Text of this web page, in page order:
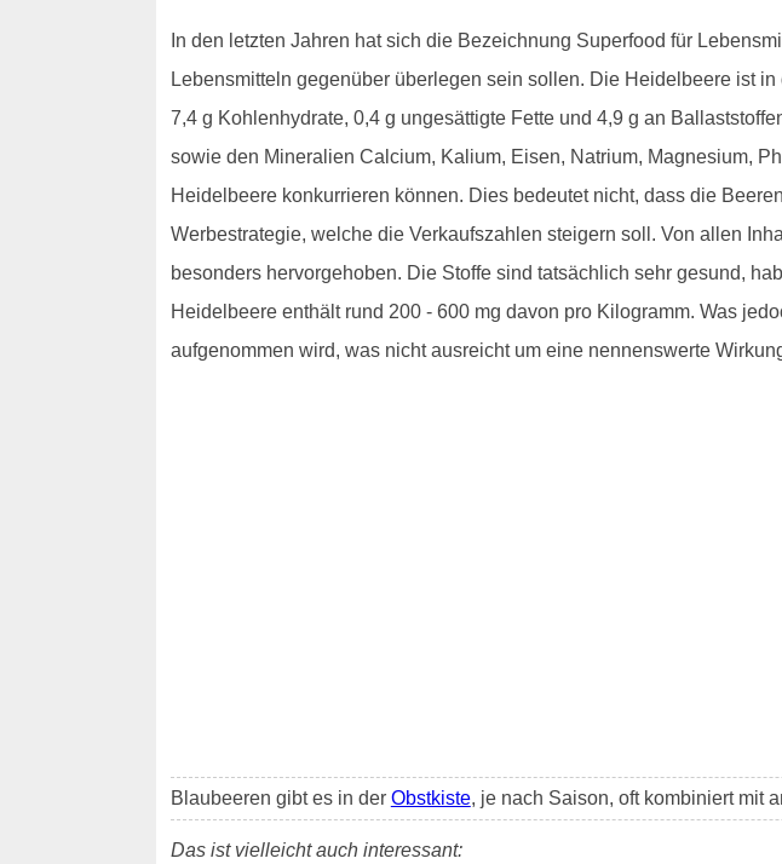
In den letzten Jahren hat sich die Bezeichnung Superfood für
Lebensmitteln gegenüber überlegen sein sollen. Die Heidelbeere ist
7,4 g Kohlenhydrate, 0,4 g ungesättigte Fette und 4,9 g an
sowie den Mineralien Calcium, Kalium, Eisen, Natrium, Magnesium,
Heidelbeere konkurrieren können. Dies bedeutet nicht, dass die
Werbestrategie, welche die Verkaufszahlen steigern soll. Von allen
besonders hervorgehoben. Die Stoffe sind tatsächlich sehr gesund,
Heidelbeere enthält rund 200 - 600 mg davon pro Kilogramm. Was
aufgenommen wird, was nicht ausreicht um eine nennenswerte
Blaubeeren gibt es in der Obstkiste, je nach Saison, oft kombiniert mit
Das ist vielleicht auch interessant: